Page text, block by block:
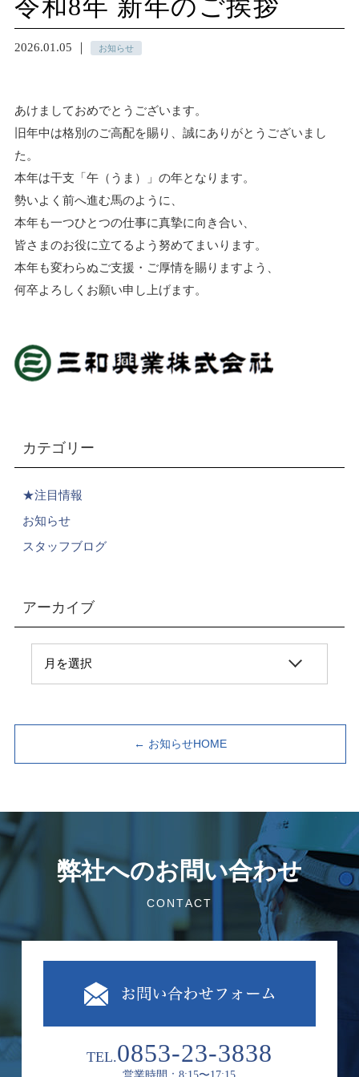
令和8年 新年のご挨拶
2026.01.05 ｜ お知らせ
あけましておめでとうございます。
旧年中は格別のご高配を賜り、誠にありがとうございまし
た。
本年は干支「午（うま）」の年となります。
勢いよく前へ進む馬のように、
本年も一つひとつの仕事に真摯に向き合い、
皆さまのお役に立てるよう努めてまいります。
本年も変わらぬご支援・ご厚情を賜りますよう、
何卒よろしくお願い申し上げます。
カテゴリー
★注目情報
お知らせ
スタッフブログ
アーカイブ
← お知らせHOME
弊社へのお問い合わせ
CONTACT
TEL.0853-23-3838